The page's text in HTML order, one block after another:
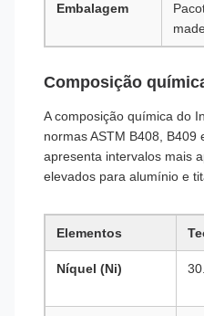
Embalagem
Composição
A composição química do
normas ASTM B408, B409
apresenta intervalos mais
elevados para alumínio e
Elementos
Níquel (Ni)